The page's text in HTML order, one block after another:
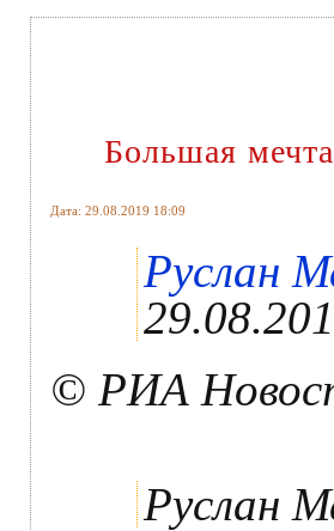
Большая
Дата: 29.08.2019 18:09
Руслан
© РИА
Руслан